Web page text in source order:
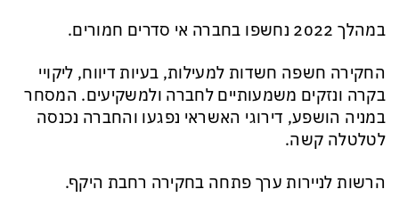
במהלך 2022 נחשפו בחברה אי סדרים חמורים.
החקירה חשפה חשדות למעילות, בעיות דיווח, ליקויי
בקרה ונזקים משמעותיים לחברה ולמשקיעים. המסחר
במניה הושפע, דירוגי האשראי נפגעו והחברה נכנסה
לטלטלה קשה.
הרשות לניירות ערך פתחה בחקירה רחבת היקף.